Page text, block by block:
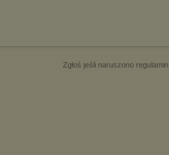
Zgłoś jeśli naruszono regulamin